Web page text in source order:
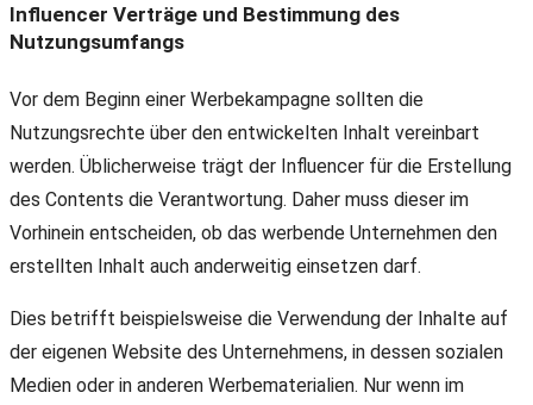
Influencer Verträge und Bestimmung des
Nutzungsumfangs
Vor dem Beginn einer Werbekampagne sollten die
Nutzungsrechte über den entwickelten Inhalt vereinbart
werden. Üblicherweise trägt der Influencer für die Erstellung
des Contents die Verantwortung. Daher muss dieser im
Vorhinein entscheiden, ob das werbende Unternehmen den
erstellten Inhalt auch anderweitig einsetzen darf.
Dies betrifft beispielsweise die Verwendung der Inhalte auf
der eigenen Website des Unternehmens, in dessen sozialen
Medien oder in anderen Werbematerialien. Nur wenn im